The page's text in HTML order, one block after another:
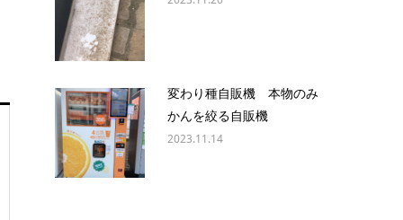
変わり種自販機 本物のみ
かんを絞る自販機
2023.11.14